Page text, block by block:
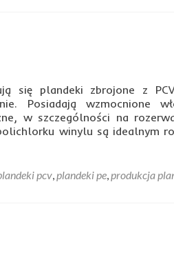
się plandeki zbrojone z
Posiadają wzmocnione
w szczególności na
winylu są idealnym
pcv,plandeki pe,produkcja